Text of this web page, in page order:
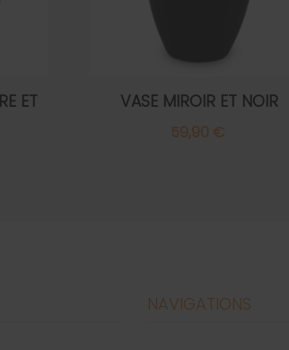
ET
VASE MIROIR ET NOIR
59,90 €
NAVIGATIONS